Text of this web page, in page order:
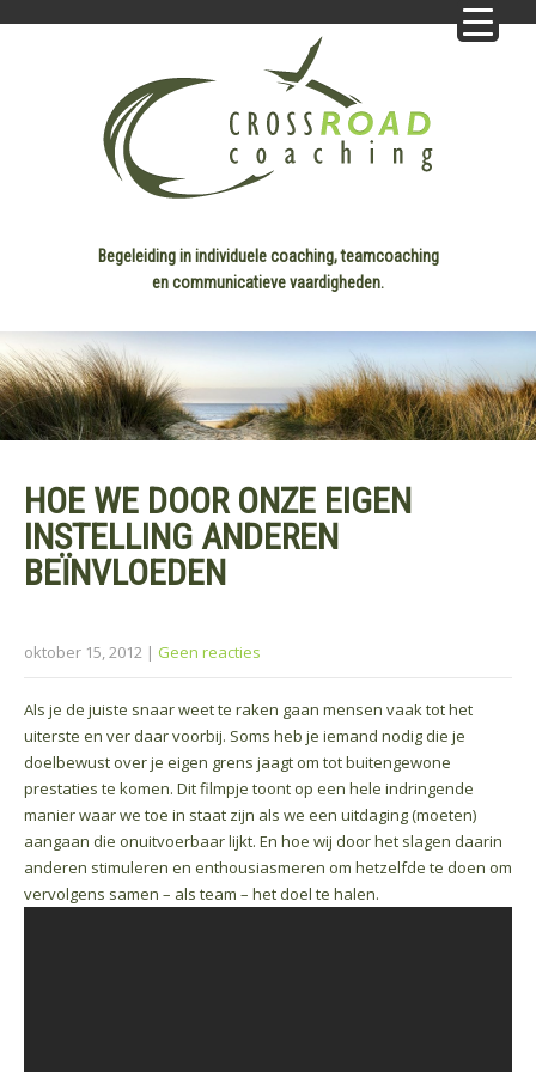
Begeleiding in individuele coaching, teamcoaching
en communicatieve vaardigheden.
HOE WE DOOR ONZE EIGEN
INSTELLING ANDEREN
BEÏNVLOEDEN
oktober 15, 2012 | Geen reacties
Als je de juiste snaar weet te raken gaan mensen vaak tot het
uiterste en ver daar voorbij. Soms heb je iemand nodig die je
doelbewust over je eigen grens jaagt om tot buitengewone
prestaties te komen. Dit filmpje toont op een hele indringende
manier waar we toe in staat zijn als we een uitdaging (moeten)
aangaan die onuitvoerbaar lijkt. En hoe wij door het slagen daarin
anderen stimuleren en enthousiasmeren om hetzelfde te doen om
vervolgens samen – als team – het doel te halen.